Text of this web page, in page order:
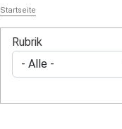
Startseite
Rubrik